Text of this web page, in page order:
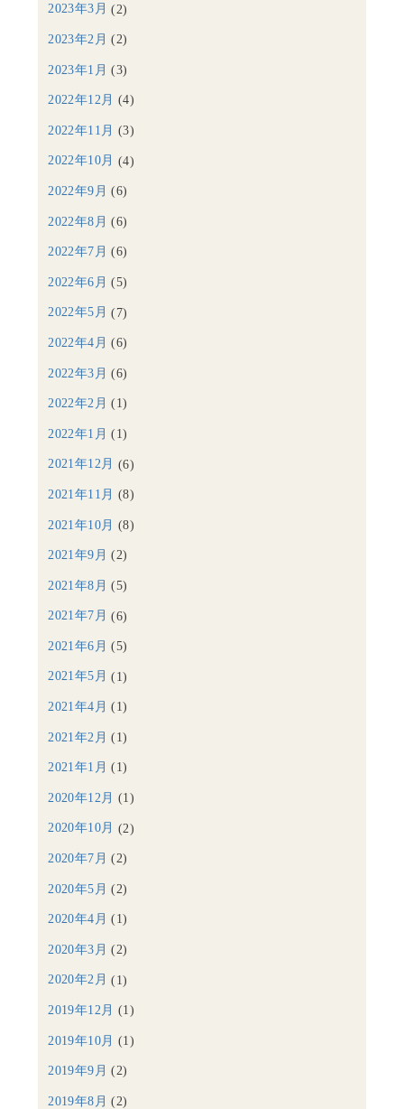
2023年3月 (2)
2023年2月 (2)
2023年1月 (3)
2022年12月 (4)
2022年11月 (3)
2022年10月 (4)
2022年9月 (6)
2022年8月 (6)
2022年7月 (6)
2022年6月 (5)
2022年5月 (7)
2022年4月 (6)
2022年3月 (6)
2022年2月 (1)
2022年1月 (1)
2021年12月 (6)
2021年11月 (8)
2021年10月 (8)
2021年9月 (2)
2021年8月 (5)
2021年7月 (6)
2021年6月 (5)
2021年5月 (1)
2021年4月 (1)
2021年2月 (1)
2021年1月 (1)
2020年12月 (1)
2020年10月 (2)
2020年7月 (2)
2020年5月 (2)
2020年4月 (1)
2020年3月 (2)
2020年2月 (1)
2019年12月 (1)
2019年10月 (1)
2019年9月 (2)
2019年8月 (2)